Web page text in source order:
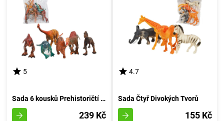
5
Sada 6 kousků Prehistoričtí Tvorečci v Pytlíku
239 Kč
4.7
Sada Čtyř Divokých Tvorů
155 Kč